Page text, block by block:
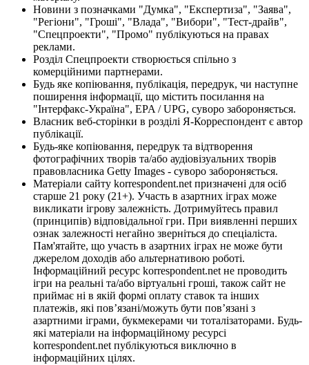
Новини з позначками "Думка", "Експертиза", "Заява",
"Регіони", "Гроші", "Влада", "Вибори", "Тест-драйв",
"Спецпроекти", "Промо" публікуються на правах
реклами.
Розділ Спецпроекти створюється спільно з
комерційними партнерами.
Будь яке копіювання, публікація, передрук, чи наступне
поширення інформації, що містить посилання на
"Інтерфакс-Україна", EPA / UPG, суворо забороняється.
Власник веб-сторінки в розділі Я-Корреспондент є автор
публікації.
Будь-яке копіювання, передрук та відтворення
фотографічних творів та/або аудіовізуальних творів
правовласника Getty Images - суворо забороняється.
Матеріали сайту korrespondent.net призначені для осіб
старше 21 року (21+). Участь в азартних іграх може
викликати ігрову залежність. Дотримуйтесь правил
(принципів) відповідальної гри. При виявленні перших
ознак залежності негайно зверніться до спеціаліста.
Пам'ятайте, що участь в азартних іграх не може бути
джерелом доходів або альтернативою роботі.
Інформаційний ресурс korrespondent.net не проводить
ігри на реальні та/або віртуальні гроші, також сайт не
приймає ні в якій формі оплату ставок та інших
платежів, які пов’язані/можуть бути пов’язані з
азартними іграми, букмекерами чи тоталізаторами. Будь-
які матеріали на інформаційному ресурсі
korrespondent.net публікуються виключно в
інформаційних цілях.